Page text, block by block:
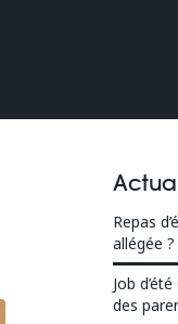
Repas
allégée ?
Job
des